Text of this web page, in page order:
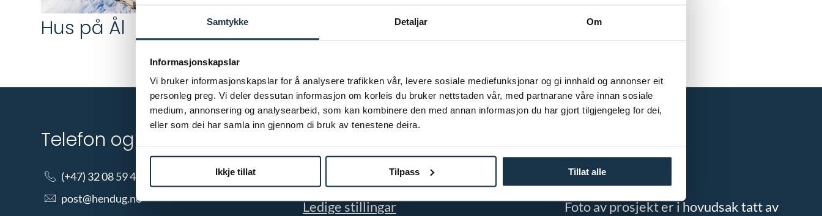
Samtykke Detaljar Om
Informasjonskapslar
Vi bruker informasjonskapslar for å analysere trafikken vår, levere sosiale mediefunksjonar og gi innhald og annonser eit
personleg preg. Vi deler dessutan informasjon om korleis du bruker nettstaden vår, med partnarane våre innan sosiale
medium, annonsering og analysearbeid, som kan kombinere den med annan informasjon du har gjort tilgjengeleg for dei,
eller som dei har samla inn gjennom di bruk av tenestene deira.
Ikkje tillat Tilpass Tillat alle
Hus på Ål
Telefon og e-post
(+47) 32 08 59 40
post@hendug.no
Referansar
Arkitektar
Ledige stillingar
Kontakt oss
Personvern
Foto av prosjekt er i hovudsak tatt av